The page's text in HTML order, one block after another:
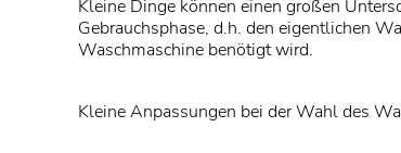
Kleine Dinge können einen großen
Gebrauchsphase, d.h. den eigentlichen
Waschmaschine benötigt wird.
Kleine Anpassungen bei der Wahl des